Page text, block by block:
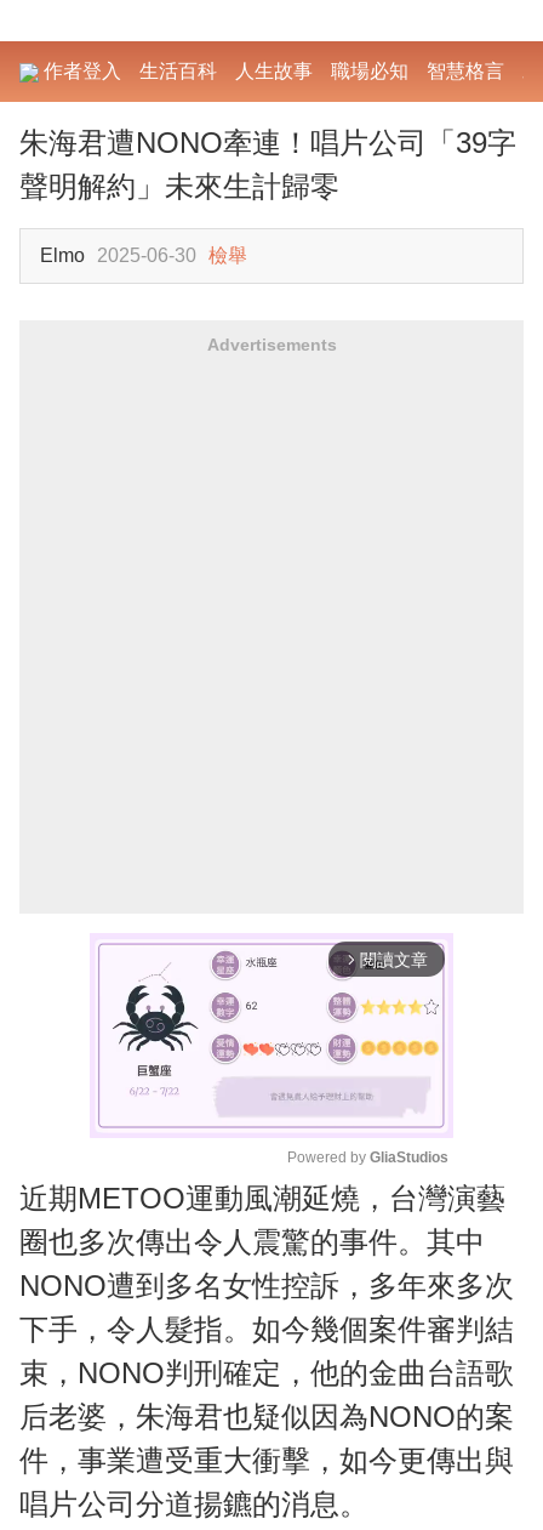
作者登入 生活百科 人生故事 職場必知 智慧格言
朱海君遭NONO牽連！唱片公司「39字
聲明解約」未來生計歸零
Elmo 2025-06-30 檢舉
Advertisements
arrow_forward_ios 閱讀文章
M
u
t
e
Powered by GliaStudios
近期METOO運動風潮延燒，台灣演藝
圈也多次傳出令人震驚的事件。其中
NONO遭到多名女性控訴，多年來多次
下手，令人髮指。如今幾個案件審判結
束，NONO判刑確定，他的金曲台語歌
后老婆，朱海君也疑似因為NONO的案
件，事業遭受重大衝擊，如今更傳出與
唱片公司分道揚鑣的消息。